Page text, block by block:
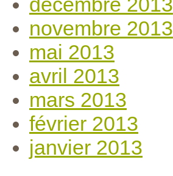
novembre 2013
mai 2013
avril 2013
mars 2013
février 2013
janvier 2013